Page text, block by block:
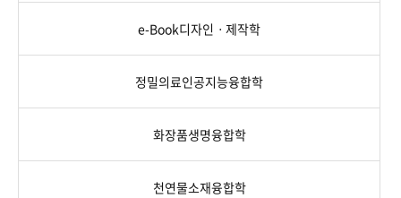
e-Book디자인ㆍ제작학
정밀의료인공지능융합학
화장품생명융합학
천연물소재융합학